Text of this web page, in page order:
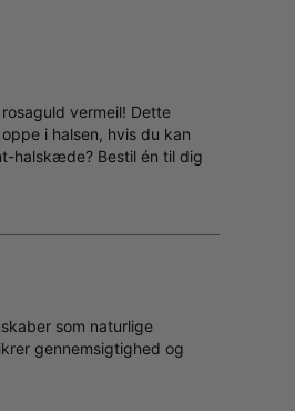
vermeil! Dette
i halsen, hvis du kan
halskæde? Bestil én til dig
som naturlige
gennemsigtighed og